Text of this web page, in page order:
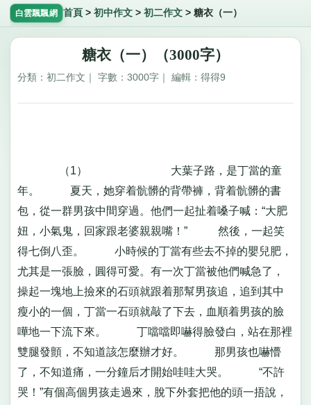
白雲飄飄網 首頁 > 初中作文> 初二作文> 糖衣（一）
糖衣（一）（3000字）
分類：初二作文｜ 字數：3000字｜ 編輯：得得9
（1） 大葉子路，是丁當的童
年。 夏天，她穿着骯髒的背帶褲，背着骯髒的書
包，從一群男孩中間穿過。他們一起扯着嗓子喊：“大肥
妞，小氣鬼，回家跟老婆親親嘴！” 然後，一起笑
得七倒八歪。 小時候的丁當有些去不掉的嬰兒肥，
尤其是一張臉，圓得可愛。有一次丁當被他們喊急了，
操起一塊地上撿來的石頭就跟着那幫男孩追，追到其中
瘦小的一個，丁當一石頭就敲了下去，血順着男孩的臉
嘩地一下流下來。 丁噹噹即嚇得臉發白，站在那裡
雙腿發顫，不知道該怎麼辦才好。 那男孩也嚇懵
了，不知道痛，一分鐘后才開始哇哇大哭。 “不許
哭！”有個高個男孩走過來，脫下外套把他的頭一捂說，